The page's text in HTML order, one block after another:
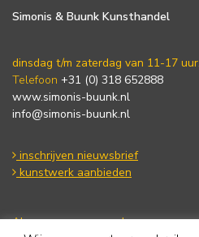
Simonis & Buunk Kunsthandel
dinsdag t/m zaterdag van 11-17 uur.
Telefoon +31 (0) 318 652888
www.simonis-buunk.nl
info@simonis-buunk.nl
inschrijven nieuwsbrief
kunstwerk aanbieden
Algemene voorwaarden